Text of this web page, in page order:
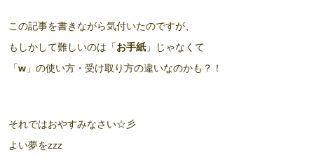
この記事を書きながら気付いたのですが、
もしかして難しいのは「お手紙 」じゃなくて
「w 」の使い方・受け取り方の違いなのかも？！
それではおやすみなさい☆彡
よい夢をzzz